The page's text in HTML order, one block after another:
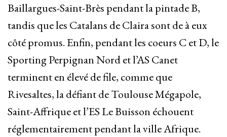
Baillargues-Saint-Brès pendant la pintade B,
tandis que les Catalans de Claira sont de à eux
côté promus. Enfin, pendant les coeurs C et D, le
Sporting Perpignan Nord et l’AS Canet
terminent en élevé de file, comme que
Rivesaltes, la défiant de Toulouse Mégapole,
Saint-Affrique et l’ES Le Buisson échouent
réglementairement pendant la ville Afrique.